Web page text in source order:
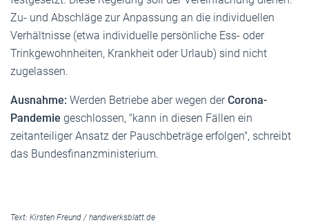
Zu- und Abschläge zur Anpassung an die individuellen
Verhältnisse (etwa individuelle persönliche Ess- oder
Trinkgewohnheiten, Krankheit oder Urlaub) sind nicht
zugelassen.
Ausnahme: Werden Betriebe aber wegen derCorona-
Pandemie geschlossen, "kann in diesen Fällen ein
zeitanteiliger Ansatz der Pauschbeträge erfolgen", schreibt
das Bundesfinanzministerium.
Text: Kirsten Freund / handwerksblatt.de